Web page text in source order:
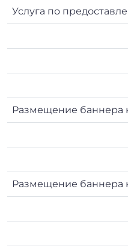
Услуга по
Размещение баннера
Размещение баннера